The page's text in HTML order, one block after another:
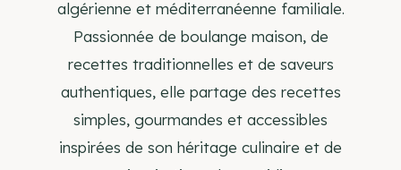
algérienne et méditerranéenne familiale.
Passionnée de boulange maison, de
recettes traditionnelles et de saveurs
authentiques, elle partage des recettes
simples, gourmandes et accessibles
inspirées de son héritage culinaire et de